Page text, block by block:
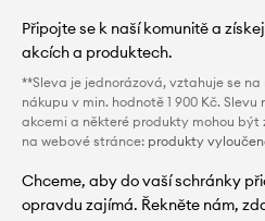
Připojte se k naší komunitě a
akcích a produktech.
**Sleva je jednorázová, vztahuje se
nákupu v min. hodnotě 1 900 Kč.
akcemi a některé produkty mohou být
na webové stránce: produkty
Chceme, aby do vaší schránky
opravdu zajímá. Řekněte nám,